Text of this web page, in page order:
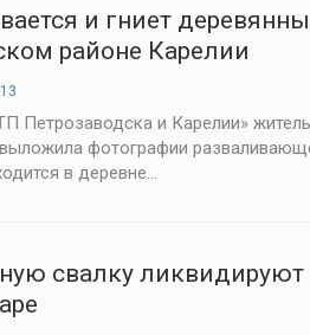
и гниет
районе Карелии
Петрозаводска и Карелии»
фотографии
в деревне...
свалку ликвидируют